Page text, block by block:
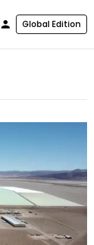
Global Edition